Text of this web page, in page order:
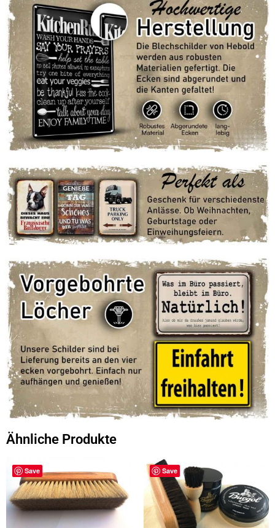
Ähnliche Produkte
Save Save